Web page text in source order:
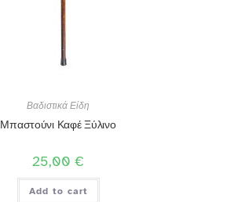
Βαδιστικά Είδη
Μπαστούνι Καφέ Ξύλινο
25,00 €
Add to cart